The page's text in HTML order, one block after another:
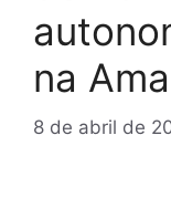
na
8 de abril de